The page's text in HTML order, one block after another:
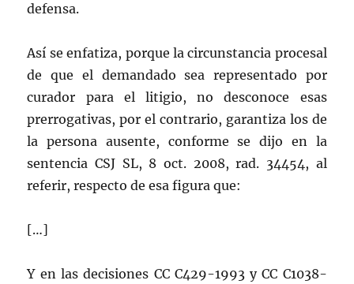
defensa.
Así se enfatiza, porque la circunstancia procesal
de que el demandado sea representado por
curador para el litigio, no desconoce esas
prerrogativas, por el contrario, garantiza los de
la persona ausente, conforme se dijo en la
sentencia CSJ SL, 8 oct. 2008, rad. 34454, al
referir, respecto de esa figura que:
[…]
Y en las decisiones CC C429-1993 y CC C1038-